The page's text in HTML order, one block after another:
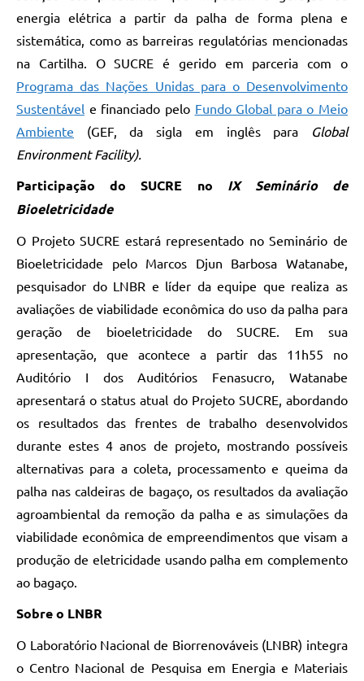
energia elétrica a partir da palha de forma plena e
sistemática, como as barreiras regulatórias mencionadas
na Cartilha. O SUCRE é gerido em parceria com o
Programa das Nações Unidas para o Desenvolvimento
Sustentável e financiado pelo Fundo Global para o Meio
Ambiente (GEF, da sigla em inglês para Global
Environment Facility).
Participação do SUCRE no IX Seminário de
Bioeletricidade
O Projeto SUCRE estará representado no Seminário de
Bioeletricidade pelo Marcos Djun Barbosa Watanabe,
pesquisador do LNBR e líder da equipe que realiza as
avaliações de viabilidade econômica do uso da palha para
geração de bioeletricidade do SUCRE. Em sua
apresentação, que acontece a partir das 11h55 no
Auditório I dos Auditórios Fenasucro, Watanabe
apresentará o status atual do Projeto SUCRE, abordando
os resultados das frentes de trabalho desenvolvidos
durante estes 4 anos de projeto, mostrando possíveis
alternativas para a coleta, processamento e queima da
palha nas caldeiras de bagaço, os resultados da avaliação
agroambiental da remoção da palha e as simulações da
viabilidade econômica de empreendimentos que visam a
produção de eletricidade usando palha em complemento
ao bagaço.
Sobre o LNBR
O Laboratório Nacional de Biorrenováveis (LNBR) integra
o Centro Nacional de Pesquisa em Energia e Materiais